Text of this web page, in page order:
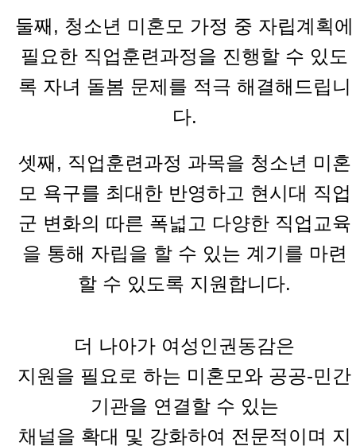
둘째, 청소년 미혼모 가정 중 자립계획에
필요한 직업훈련과정을 진행할 수 있도
록 자녀 돌봄 문제를 적극 해결해드립니
다.
셋째, 직업훈련과정 과목을 청소년 미혼
모 욕구를 최대한 반영하고 현시대 직업
군 변화의 따른 폭넓고 다양한 직업교육
을 통해 자립을 할 수 있는 계기를 마련
할 수 있도록 지원합니다.
더 나아가 여성인권동감은
지원을 필요로 하는 미혼모와 공공-민간
기관을 연결할 수 있는
채널을 확대 및 강화하여 전문적이며 지